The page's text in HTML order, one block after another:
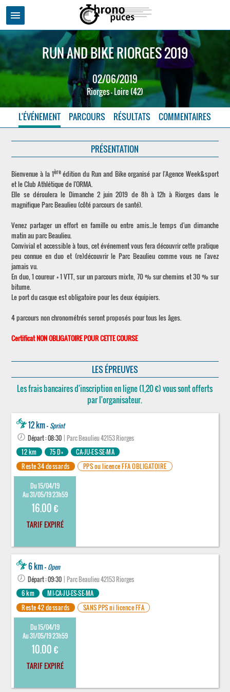
menu
RUN AND BIKE RIORGES 2019
02/06/2019
Riorges - Loire (42)
L'ÉVÉNEMENT PARCOURS RÉSULTATS COMMENTAIRES
PRÉSENTATION
Bienvenue à la 1èreédition du Run and Bike organisé par l'Agence Week&sport
et le Club Athlétique de l'ORMA.
Elle se déroulera le Dimanche 2 juin 2019 de 8h à 12h à Riorges dans le
magnifique Parc Beaulieu (côté parcours de santé).
Venez partager un effort en famille ou entre amis...le temps d'un dimanche
matin au parc Beaulieu.
Convivial et accessible à tous, cet événement vous fera découvrir cette pratique
peu connue en duo et (re)découvrir le Parc Beaulieu comme vous ne l'avez
jamais vu.
En duo, 1 coureur + 1 VTT, sur un parcours mixte, 70 % sur chemins et 30 % sur
bitume.
Le port du casque est obligatoire pour les deux équipiers.
4 parcours non chronométrés seront proposés pour tous les âges.
Certificat NON OBLIGATOIRE POUR CETTE COURSE
LES ÉPREUVES
Les frais bancaires d'inscription en ligne (1,20 €) vous sont offerts
par l'organisateur.
12 km - Sprint
Départ : 08:30 | Parc Beaulieu 42153 Riorges
12 km
75 D+
CA-JU-ES-SE-MA
Reste 34 dossards
PPS ou licence FFA OBLIGATOIRE
Du 15/04/19
Au 31/05/19 23h59
16.00 €
TARIF EXPIRÉ
6 km - Open
Départ : 09:30 | Parc Beaulieu 42153 Riorges
6 km
MI-CA-JU-ES-SE-MA
Reste 42 dossards
SANS PPS ni licence FFA
Du 15/04/19
Au 31/05/19 23h59
10.00 €
TARIF EXPIRÉ